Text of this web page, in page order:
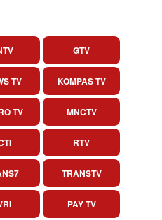
GTV
TV KOMPAS TV
TV MNCTV
RTV
TRANSTV
PAY TV